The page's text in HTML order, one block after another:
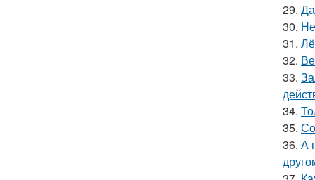
29.
30.
31.
32.
33.
34.
35.
36. А